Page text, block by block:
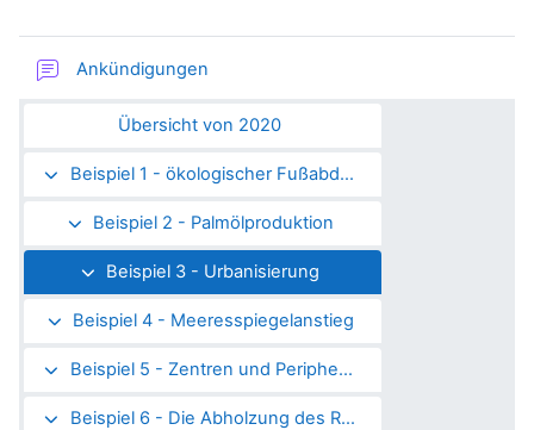
Ankündigungen
Übersicht von 2020
Beispiel 1 - ökologischer Fußabdruck
Beispiel 2 - Palmölproduktion
Beispiel 3 - Urbanisierung
Beispiel 4 - Meeresspiegelanstieg
Beispiel 5 - Zentren und Peripherien Großbrittaniens
Beispiel 6 - Die Abholzung des Regenwaldes